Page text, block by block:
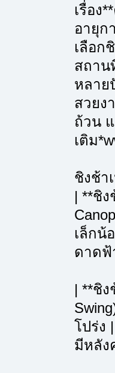
เรื่อง
อายุก
เลือก
สถาน
หลาย
สวยง
ถ้วน
เติม
ชิงช้า
| **ชิง
เล็กน้
ดาดฟ้
| **ชิ
โปร่ง
มีหลัง